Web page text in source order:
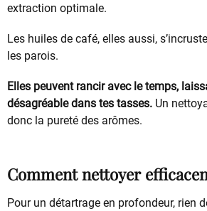
extraction optimale.
Les huiles de café, elles aussi,
les parois.
Elles peuvent rancir avec le temps,
désagréable dans tes tasses. Un
donc la pureté des arômes.
Comment nettoyer
Pour un détartrage en profondeur, rien